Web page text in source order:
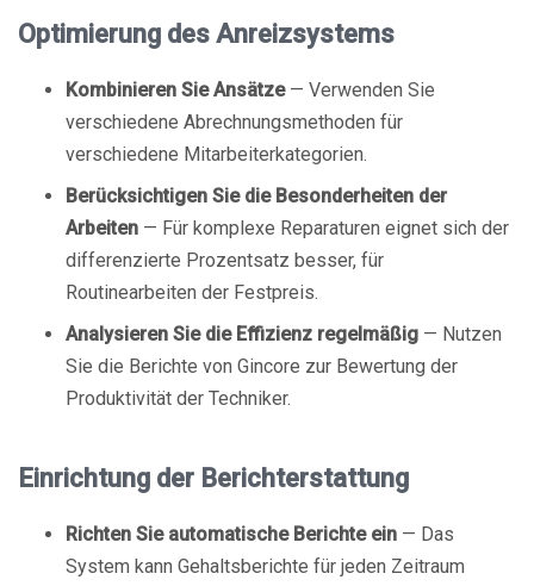
Optimierung des Anreizsystems
Kombinieren Sie Ansätze— Verwenden Sie
verschiedene Abrechnungsmethoden für
verschiedene Mitarbeiterkategorien.
Berücksichtigen Sie die Besonderheiten der
Arbeiten — Für komplexe Reparaturen eignet sich der
differenzierte Prozentsatz besser, für
Routinearbeiten der Festpreis.
Analysieren Sie die Effizienz regelmäßig — Nutzen
Sie die Berichte von Gincore zur Bewertung der
Produktivität der Techniker.
Einrichtung der Berichterstattung
Richten Sie automatische Berichte ein — Das
System kann Gehaltsberichte für jeden Zeitraum